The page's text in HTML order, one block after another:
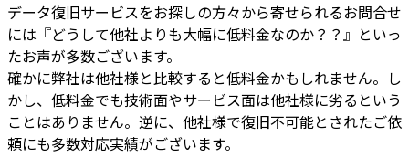
データ復旧サービスをお探しの方々から寄せられるお問合せ
には『どうして他社よりも大幅に低料金なのか？？』といっ
たお声が多数ございます。
確かに弊社は他社様と比較すると低料金かもしれません。し
かし、低料金でも技術面やサービス面は他社様に劣るという
ことはありません。逆に、他社様で復旧不可能とされたご依
頼にも多数対応実績がございます。